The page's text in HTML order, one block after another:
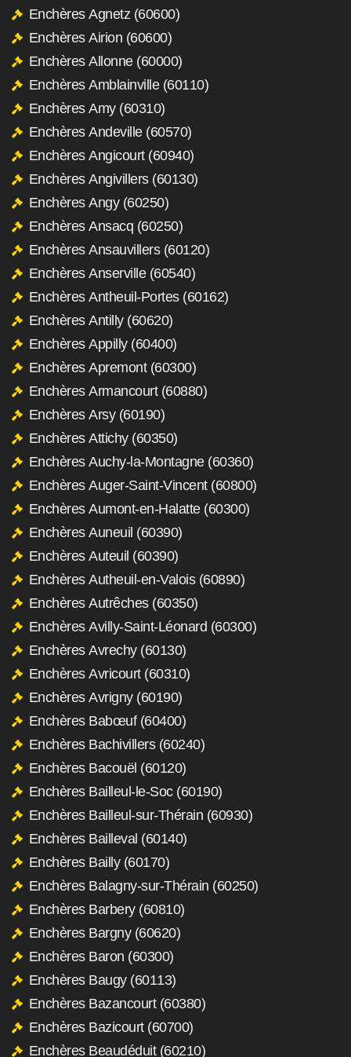
Enchères Agnetz (60600)
Enchères Airion (60600)
Enchères Allonne (60000)
Enchères Amblainville (60110)
Enchères Amy (60310)
Enchères Andeville (60570)
Enchères Angicourt (60940)
Enchères Angivillers (60130)
Enchères Angy (60250)
Enchères Ansacq (60250)
Enchères Ansauvillers (60120)
Enchères Anserville (60540)
Enchères Antheuil-Portes (60162)
Enchères Antilly (60620)
Enchères Appilly (60400)
Enchères Apremont (60300)
Enchères Armancourt (60880)
Enchères Arsy (60190)
Enchères Attichy (60350)
Enchères Auchy-la-Montagne (60360)
Enchères Auger-Saint-Vincent (60800)
Enchères Aumont-en-Halatte (60300)
Enchères Auneuil (60390)
Enchères Auteuil (60390)
Enchères Autheuil-en-Valois (60890)
Enchères Autrêches (60350)
Enchères Avilly-Saint-Léonard (60300)
Enchères Avrechy (60130)
Enchères Avricourt (60310)
Enchères Avrigny (60190)
Enchères Babœuf (60400)
Enchères Bachivillers (60240)
Enchères Bacouël (60120)
Enchères Bailleul-le-Soc (60190)
Enchères Bailleul-sur-Thérain (60930)
Enchères Bailleval (60140)
Enchères Bailly (60170)
Enchères Balagny-sur-Thérain (60250)
Enchères Barbery (60810)
Enchères Bargny (60620)
Enchères Baron (60300)
Enchères Baugy (60113)
Enchères Bazancourt (60380)
Enchères Bazicourt (60700)
Enchères Beaudéduit (60210)